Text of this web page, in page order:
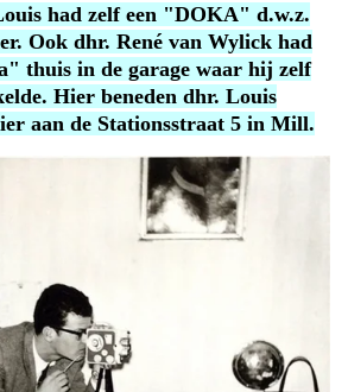
had zelf een "DOKA" d.w.z.
Ook dhr. René van Wylick had
thuis in de garage waar hij zelf
Hier beneden dhr. Louis
aan de Stationsstraat 5 in Mill.